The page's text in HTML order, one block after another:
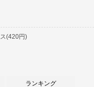
(420円)
ランキング